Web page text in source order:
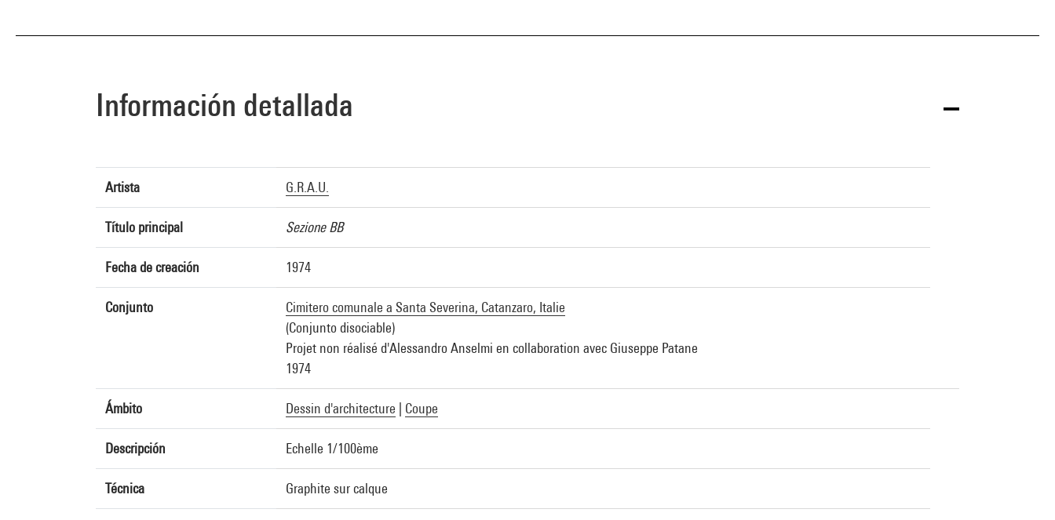
Información detallada
Artista G.R.A.U.
Título principal Sezione BB
Fecha de creación 1974
Conjunto
Cimitero comunale a Santa Severina, Catanzaro, Italie
(Conjunto disociable)
Projet non réalisé d'Alessandro Anselmi en collaboration avec Giuseppe Patane
1974
Ámbito Dessin d'architecture Coupe
Descripción Echelle 1/100ème
Técnica Graphite sur calque